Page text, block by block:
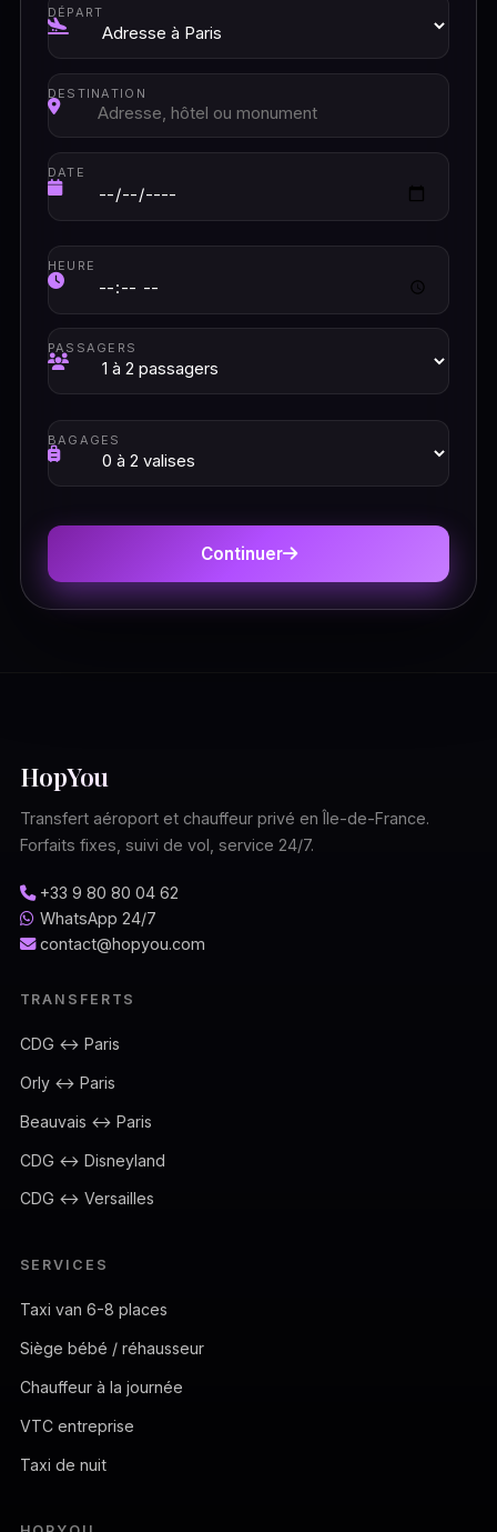
DÉPART
DESTINATION
DATE
HEURE
PASSAGERS
BAGAGES
Continuer
HopYou
Transfert aéroport et chauffeur privé en Île-de-France.
Forfaits fixes, suivi de vol, service 24/7.
+33 9 80 80 04 62
WhatsApp 24/7
contact@hopyou.com
TRANSFERTS
CDG ↔ Paris
Orly ↔ Paris
Beauvais ↔ Paris
CDG ↔ Disneyland
CDG ↔ Versailles
SERVICES
Taxi van 6-8 places
Siège bébé / réhausseur
Chauffeur à la journée
VTC entreprise
Taxi de nuit